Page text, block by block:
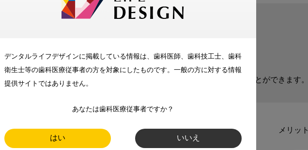
デンタルライフデザインに掲載している情報は、歯科医師、歯科技工士、歯科
衛生士等の歯科医療従事者の方を対象にしたものです。一般の方に対する情報
提供サイトではありません。
あなたは歯科医療従事者ですか？
はい いいえ
いただくと、デンタルライフデザインをもっと便利にご利用いただくことができます。
メリット メリット